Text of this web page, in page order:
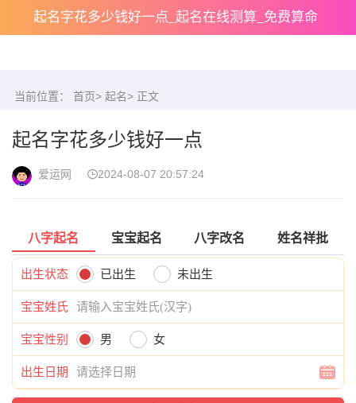
起名字花多少钱好一点_起名在线测算_免费算命
当前位置： 首页> 起名> 正文
起名字花多少钱好一点
爱运网 2024-08-07 20:57:24
八字起名 宝宝起名 八字改名 姓名祥批
出生状态 已出生 未出生
宝宝姓氏
宝宝性别 男 女
出生日期